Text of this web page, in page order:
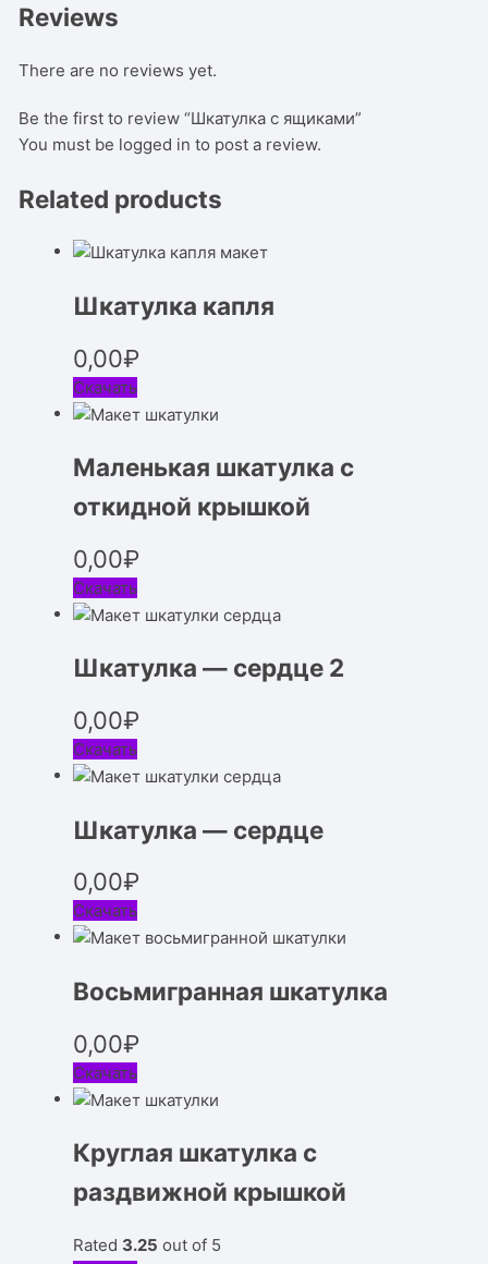
Reviews
There are no reviews yet.
Be the first to review “Шкатулка с ящиками”
You must be logged in to post a review.
Related products
Шкатулка капля
0,00₽
Скачать
Маленькая шкатулка с
откидной крышкой
0,00₽
Скачать
Шкатулка — сердце 2
0,00₽
Скачать
Шкатулка — сердце
0,00₽
Скачать
Восьмигранная шкатулка
0,00₽
Скачать
Круглая шкатулка с
раздвижной крышкой
Rated 3.25 out of 5